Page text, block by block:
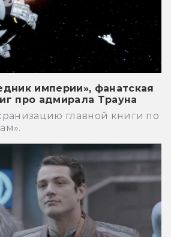
империи», фанатская
про адмирала Трауна
главной книги по